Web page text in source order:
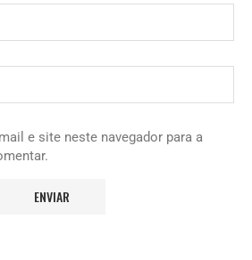
e site neste navegador para a